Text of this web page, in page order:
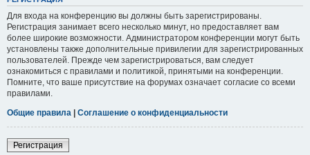
Для входа на конференцию вы должны быть зарегистрированы.
Регистрация занимает всего несколько минут, но предоставляет вам
более широкие возможности. Администратором конференции могут быть
установлены также дополнительные привилегии для зарегистрированных
пользователей. Прежде чем зарегистрироваться, вам следует
ознакомиться с правилами и политикой, принятыми на конференции.
Помните, что ваше присутствие на форумах означает согласие со всеми
правилами.
Общие правила | Соглашение о конфиденциальности
Регистрация